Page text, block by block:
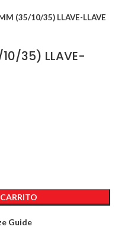
(35/10/35) LLAVE-LLAVE
35) LLAVE-
Guide